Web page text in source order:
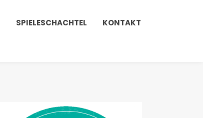
SPIELESCHACHTEL KONTAKT